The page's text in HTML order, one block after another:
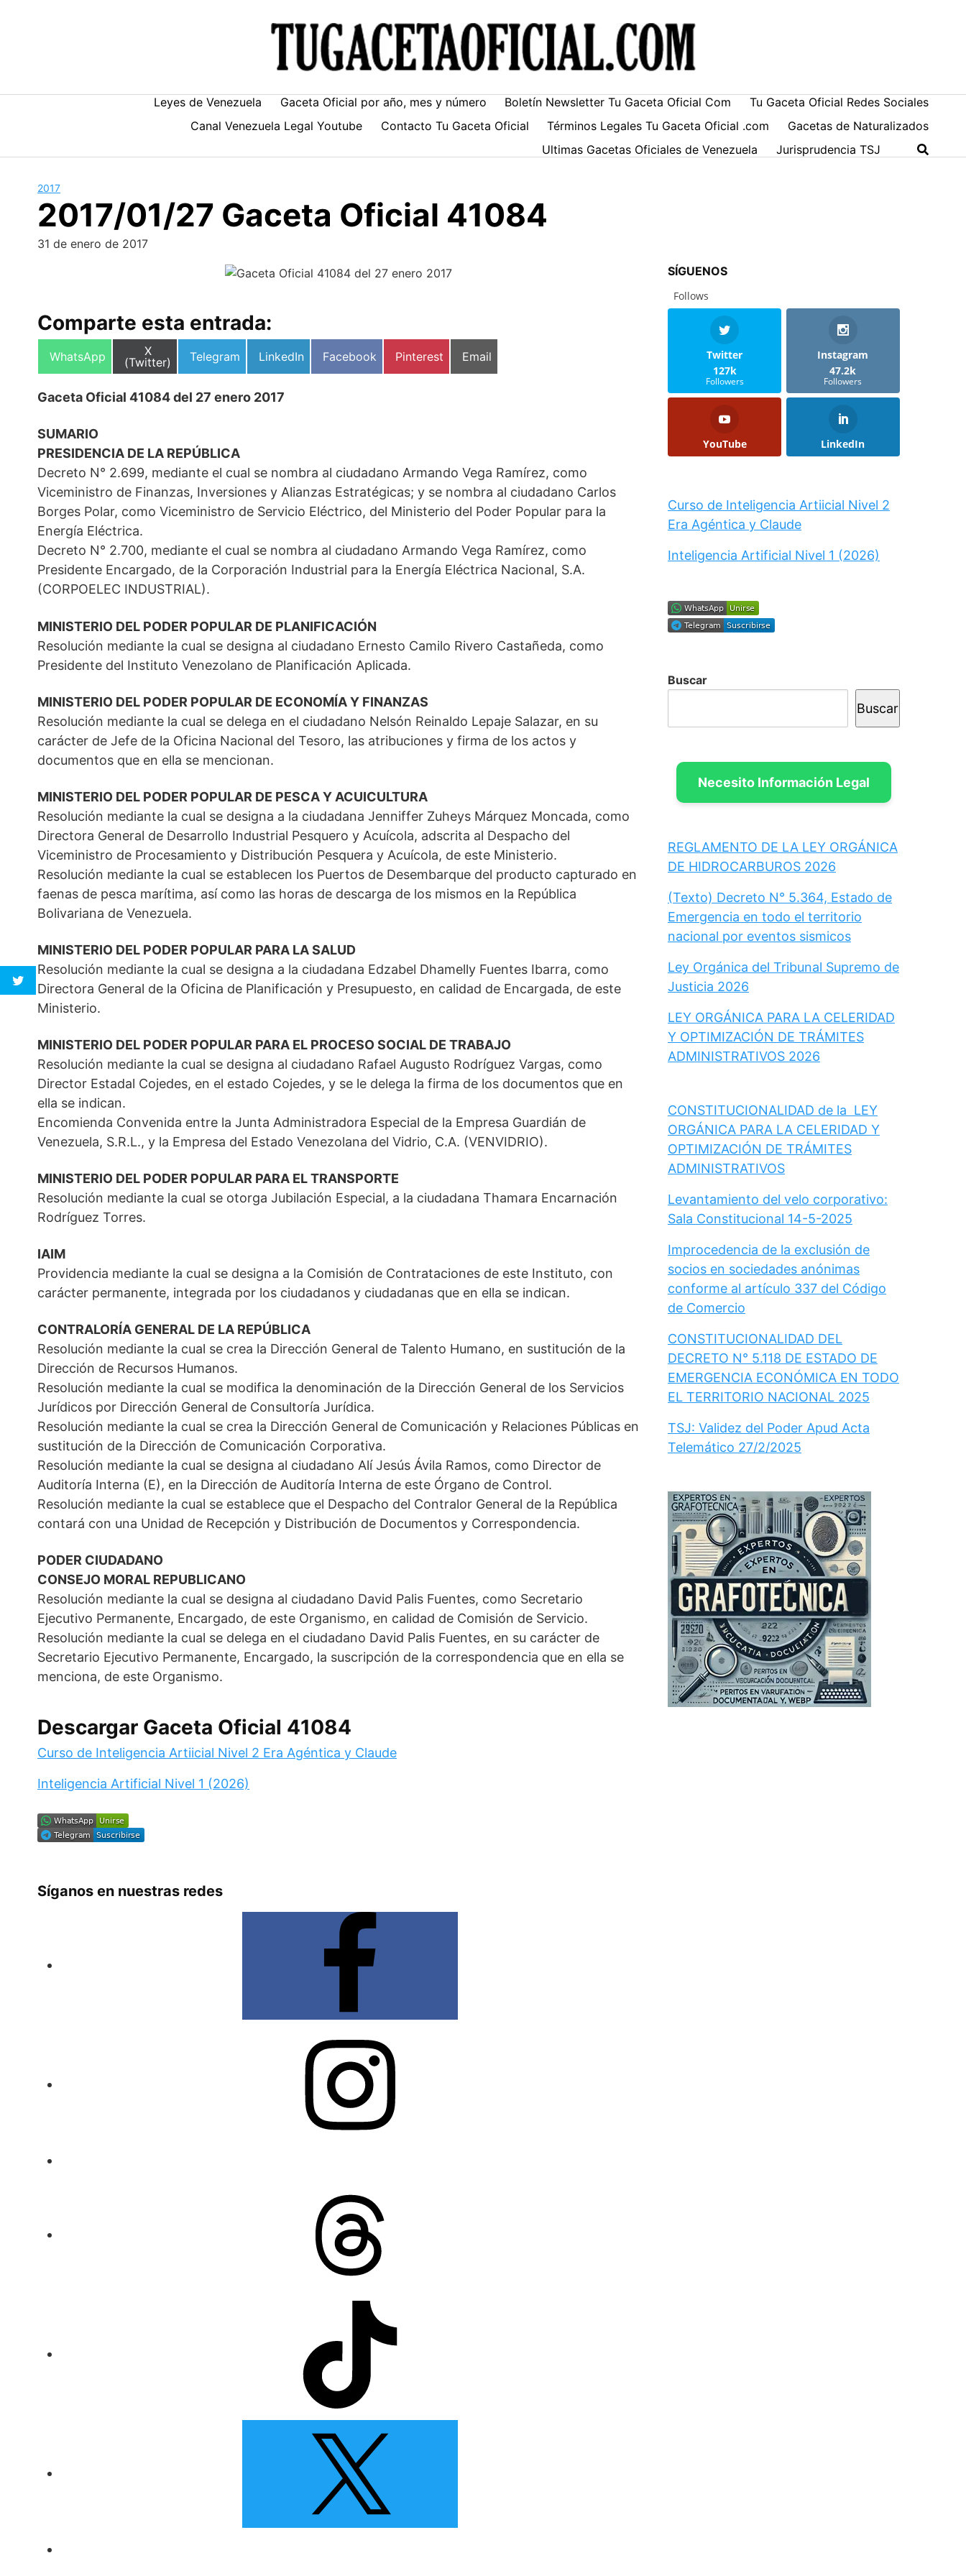
Leyes de Venezuela Gaceta Oficial por año, mes y número Boletín Newsletter Tu Gaceta Oficial Com
Tu Gaceta Oficial Redes Sociales
Canal Venezuela Legal Youtube
Contacto Tu Gaceta Oficial Términos Legales Tu Gaceta Oficial .com
Gacetas de Naturalizados
Ultimas Gacetas Oficiales de Venezuela
Jurisprudencia TSJ
2017
2017/01/27 Gaceta Oficial 41084
31 de enero de 2017
Comparte esta entrada:
Compartir
WhatsApp
Compartir
en
X
(Twitter)
Compartir
Telegram
Compartir
LinkedIn
Compartir
Facebook
Compartir
Pinterest
Compartir
Email
Gaceta Oficial 41084 del 27 enero 2017
SUMARIO
PRESIDENCIA DE LA REPÚBLICA
Decreto N° 2.699, mediante el cual se nombra al ciudadano Armando Vega Ramírez, como
Viceministro de Finanzas, Inversiones y Alianzas Estratégicas; y se nombra al ciudadano Carlos
Borges Polar, como Viceministro de Servicio Eléctrico, del Ministerio del Poder Popular para la
Energía Eléctrica.
Decreto N° 2.700, mediante el cual se nombra al ciudadano Armando Vega Ramírez, como
Presidente Encargado, de la Corporación Industrial para la Energía Eléctrica Nacional, S.A.
(CORPOELEC INDUSTRIAL).
MINISTERIO DEL PODER POPULAR DE PLANIFICACIÓN
Resolución mediante la cual se designa al ciudadano Ernesto Camilo Rivero Castañeda, como
Presidente del Instituto Venezolano de Planificación Aplicada.
MINISTERIO DEL PODER POPULAR DE ECONOMÍA Y FINANZAS
Resolución mediante la cual se delega en el ciudadano Nelsón Reinaldo Lepaje Salazar, en su
carácter de Jefe de la Oficina Nacional del Tesoro, las atribuciones y firma de los actos y
documentos que en ella se mencionan.
MINISTERIO DEL PODER POPULAR DE PESCA Y ACUICULTURA
Resolución mediante la cual se designa a la ciudadana Jenniffer Zuheys Márquez Moncada, como
Directora General de Desarrollo Industrial Pesquero y Acuícola, adscrita al Despacho del
Viceministro de Procesamiento y Distribución Pesquera y Acuícola, de este Ministerio.
Resolución mediante la cual se establecen los Puertos de Desembarque del producto capturado en
faenas de pesca marítima, así como las horas de descarga de los mismos en la República
Bolivariana de Venezuela.
MINISTERIO DEL PODER POPULAR PARA LA SALUD
Resolución mediante la cual se designa a la ciudadana Edzabel Dhamelly Fuentes Ibarra, como
Directora General de la Oficina de Planificación y Presupuesto, en calidad de Encargada, de este
Ministerio.
MINISTERIO DEL PODER POPULAR PARA EL PROCESO SOCIAL DE TRABAJO
Resolución mediante la cual se designa al ciudadano Rafael Augusto Rodríguez Vargas, como
Director Estadal Cojedes, en el estado Cojedes, y se le delega la firma de los documentos que en
ella se indican.
Encomienda Convenida entre la Junta Administradora Especial de la Empresa Guardián de
Venezuela, S.R.L., y la Empresa del Estado Venezolana del Vidrio, C.A. (VENVIDRIO).
MINISTERIO DEL PODER POPULAR PARA EL TRANSPORTE
Resolución mediante la cual se otorga Jubilación Especial, a la ciudadana Thamara Encarnación
Rodríguez Torres.
IAIM
Providencia mediante la cual se designa a la Comisión de Contrataciones de este Instituto, con
carácter permanente, integrada por los ciudadanos y ciudadanas que en ella se indican.
CONTRALORÍA GENERAL DE LA REPÚBLICA
Resolución mediante la cual se crea la Dirección General de Talento Humano, en sustitución de la
Dirección de Recursos Humanos.
Resolución mediante la cual se modifica la denominación de la Dirección General de los Servicios
Jurídicos por Dirección General de Consultoría Jurídica.
Resolución mediante la cual se crea la Dirección General de Comunicación y Relaciones Públicas en
sustitución de la Dirección de Comunicación Corporativa.
Resolución mediante la cual se designa al ciudadano Alí Jesús Ávila Ramos, como Director de
Auditoría Interna (E), en la Dirección de Auditoría Interna de este Órgano de Control.
Resolución mediante la cual se establece que el Despacho del Contralor General de la República
contará con una Unidad de Recepción y Distribución de Documentos y Correspondencia.
PODER CIUDADANO
CONSEJO MORAL REPUBLICANO
Resolución mediante la cual se designa al ciudadano David Palis Fuentes, como Secretario
Ejecutivo Permanente, Encargado, de este Organismo, en calidad de Comisión de Servicio.
Resolución mediante la cual se delega en el ciudadano David Palis Fuentes, en su carácter de
Secretario Ejecutivo Permanente, Encargado, la suscripción de la correspondencia que en ella se
menciona, de este Organismo.
Descargar Gaceta Oficial 41084
Curso de Inteligencia Artiicial Nivel 2 Era Agéntica y Claude
Inteligencia Artificial Nivel 1 (2026)
Síganos en nuestras redes
SÍGUENOS
Follows
Twitter
127k
Followers
Instagram
47.2k
Followers
YouTube LinkedIn
Curso de Inteligencia Artiicial Nivel 2
Era Agéntica y Claude
Inteligencia Artificial Nivel 1 (2026)
Buscar
Buscar
Necesito Información Legal
REGLAMENTO DE LA LEY ORGÁNICA
DE HIDROCARBUROS 2026
(Texto) Decreto N° 5.364, Estado de
Emergencia en todo el territorio
nacional por eventos sismicos
Ley Orgánica del Tribunal Supremo de
Justicia 2026
LEY ORGÁNICA PARA LA CELERIDAD
Y OPTIMIZACIÓN DE TRÁMITES
ADMINISTRATIVOS 2026
CONSTITUCIONALIDAD de la LEY
ORGÁNICA PARA LA CELERIDAD Y
OPTIMIZACIÓN DE TRÁMITES
ADMINISTRATIVOS
Levantamiento del velo corporativo:
Sala Constitucional 14-5-2025
Improcedencia de la exclusión de
socios en sociedades anónimas
conforme al artículo 337 del Código
de Comercio
CONSTITUCIONALIDAD DEL
DECRETO N° 5.118 DE ESTADO DE
EMERGENCIA ECONÓMICA EN TODO
EL TERRITORIO NACIONAL 2025
TSJ: Validez del Poder Apud Acta
Telemático 27/2/2025